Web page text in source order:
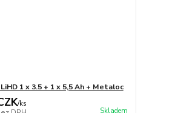
1 x 3.5 + 1 x 5,5 Ah + Metaloc
/ks
Skladem